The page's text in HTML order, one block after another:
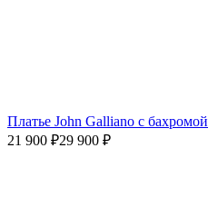
Платье John Galliano с бахромой
21 900 ₽29 900 ₽